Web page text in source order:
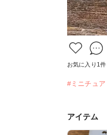
お気に入り 1件
#ミニチュア
アイテム